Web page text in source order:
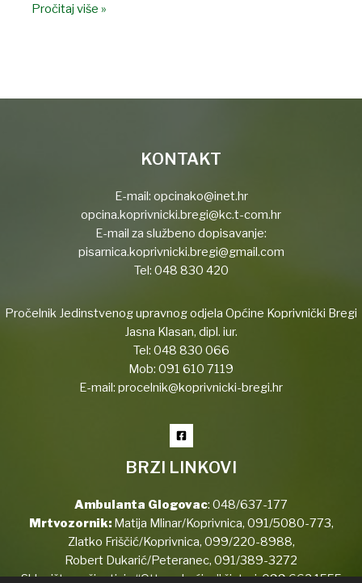
Pročitaj više »
KONTAKT
E-mail: opcinako@inet.hr
opcina.koprivnicki.bregi@kc.t-com.hr
E-mail za službeno dopisavanje:
pisarnica.koprivnicki.bregi@gmail.com
Tel: 048 830 420
Pročelnik Jedinstvenog upravnog odjela Općine Koprivnički Bregi
Jasna Klasan, dipl. iur.
Tel: 048 830 066
Mob: 091 610 7119
E-mail: procelnik@koprivnicki-bregi.hr
BRZI LINKOVI
Ambulanta Glogovac: 048/637-177
Mrtvozornik:Matija Mlinar/Koprivnica, 091/5080-773,
Zlatko Friščić/Koprivnica, 099/220-8988,
Robert Dukarić/Peteranec, 091/389-3272
Sklonište za životinje “Ottova kućica” šinteri:099 662 1555